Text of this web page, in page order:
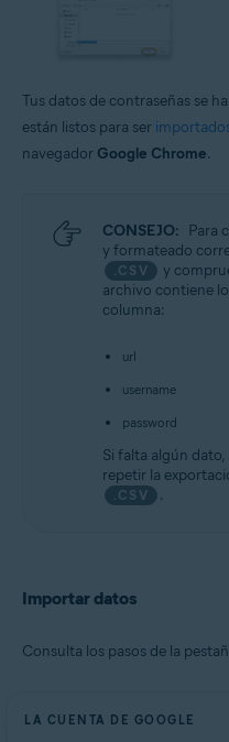
Tus datos de contraseñas se
están listos para ser
navegador Google Chrome.
CONSEJO: Para
y formateado
.CSV
y
archivo contiene
columna:
url
username
password
Si falta algún dato,
repetir la
.CSV .
Importar datos
Consulta los pasos de la
LA CUENTA DE GOOGLE